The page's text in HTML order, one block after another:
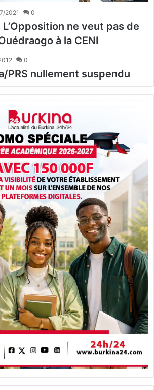
2021 0
L’Opposition ne veut pas de
à la CENI
0
PRS nullement suspendu